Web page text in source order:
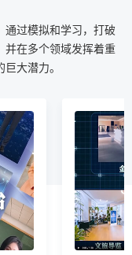
过模拟和学习，打破
并在多个领域发挥着重
大潜力。